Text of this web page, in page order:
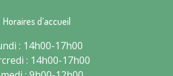
Horaires d’accueil
: 14h00-17h00
: 14h00-17h00